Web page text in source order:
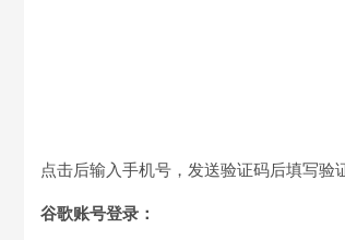
点击后输入手机号，发送验证码后填写验
谷歌账号登录：